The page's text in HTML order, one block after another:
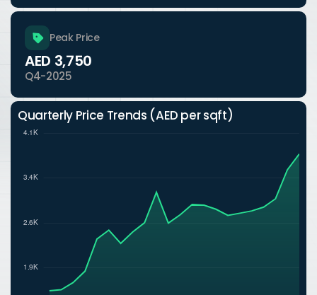
Peak Price
AED 3,750
Q4-2025
Quarterly Price Trends (AED per sqft)